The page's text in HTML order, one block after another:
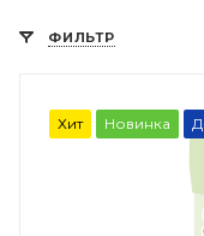
ФИЛЬТР
Хит Новинка